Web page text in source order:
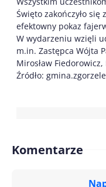
Święto zakończyło się
efektowny pokaz
W wydarzeniu wzięli
m.in. Zastępca Wójta
Mirosław Fiedorowicz,
Źródło:
Komentarze